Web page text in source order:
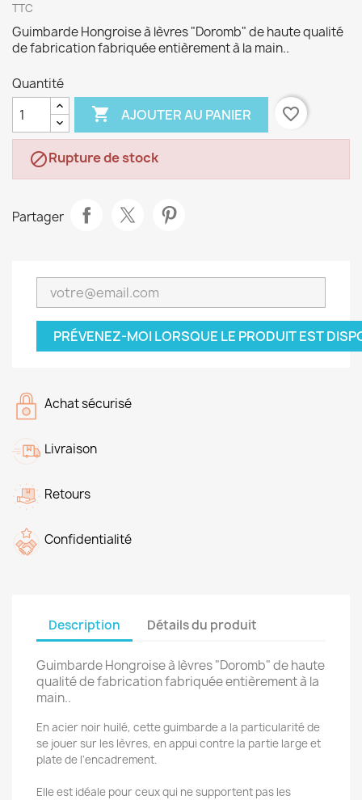
TTC
Guimbarde Hongroise à lèvres "Doromb" de haute qualité
de fabrication fabriquée entièrement à la main..
Quantité
 AJOUTER AU PANIER favorite_border
Rupture de stock
Partager
PRÉVENEZ-MOI LORSQUE LE PRODUIT EST
Achat sécurisé
Livraison
Retours
Confidentialité
Description Détails du produit
Guimbarde Hongroise à lèvres "Doromb" de haute
qualité de fabrication fabriquée entièrement à la
main..
En acier noir huilé, cette guimbarde a la particularité de
se jouer sur les lèvres, en appui contre la partie large et
plate de l'encadrement.
Elle est idéale pour ceux qui ne supportent pas les